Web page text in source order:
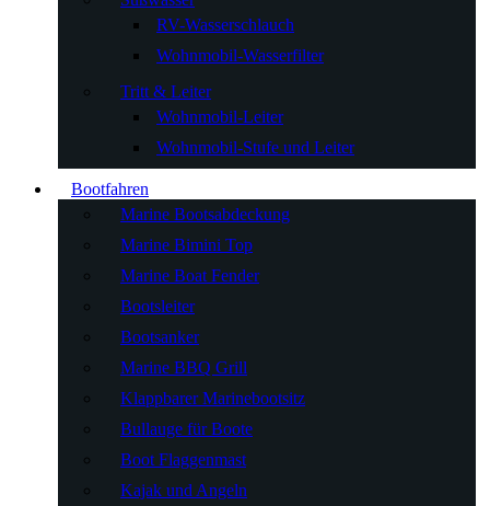
RV-Wasserschlauch
Wohnmobil-Wasserfilter
Tritt & Leiter
Wohnmobil-Leiter
Wohnmobil-Stufe und Leiter
Bootfahren
Marine Bootsabdeckung
Marine Bimini Top
Marine Boat Fender
Bootsleiter
Bootsanker
Marine BBQ Grill
Klappbarer Marinebootsitz
Bullauge für Boote
Boot Flaggenmast
Kajak und Angeln